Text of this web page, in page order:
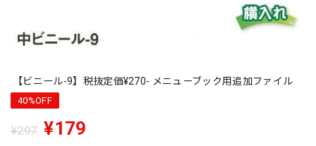
【ビニール-9】税抜定価¥270- メニューブック用追加ファイル
40%OFF
¥297 ¥179